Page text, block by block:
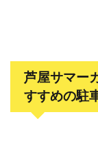
芦屋サマー
すすめの駐